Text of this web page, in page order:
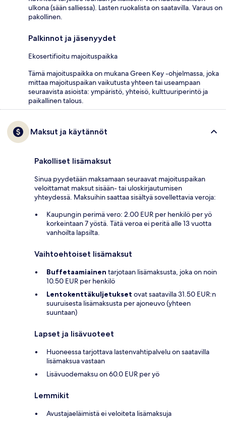
ulkona (sään salliessa). Lasten ruokalista on saatavilla. Varaus on
pakollinen.
Palkinnot ja jäsenyydet
Ekosertifioitu majoituspaikka
Tämä majoituspaikka on mukana Green Key -ohjelmassa, joka
mittaa majoituspaikan vaikutusta yhteen tai useampaan
seuraavista asioista: ympäristö, yhteisö, kulttuuriperintö ja
paikallinen talous.
Maksut ja käytännöt
Pakolliset lisämaksut
Sinua pyydetään maksamaan seuraavat majoituspaikan
veloittamat maksut sisään- tai uloskirjautumisen
yhteydessä. Maksuihin saattaa sisältyä sovellettavia veroja:
Kaupungin perimä vero: 2.00 EUR per henkilö per yö
korkeintaan 7 yöstä. Tätä veroa ei peritä alle 13 vuotta
vanhoilta lapsilta.
Vaihtoehtoiset lisämaksut
Buffetaamiainen tarjotaan lisämaksusta, joka on noin
10.50 EUR per henkilö
Lentokenttäkuljetukset ovat saatavilla 31.50 EUR:n
suuruisesta lisämaksusta per ajoneuvo (yhteen
suuntaan)
Lapset ja lisävuoteet
Huoneessa tarjottava lastenvahtipalvelu on saatavilla
lisämaksua vastaan
Lisävuodemaksu on 60.0 EUR per yö
Lemmikit
Avustajaeläimistä ei veloiteta lisämaksuja